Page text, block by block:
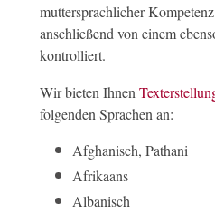
muttersprachlicher
anschließend von einem
kontrolliert.
Wir bieten Ihnen
folgenden Sprachen an:
Afghanisch, Pathani
Afrikaans
Albanisch